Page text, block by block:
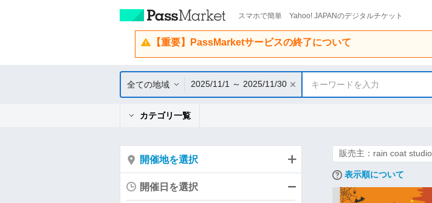
スマホで簡単 Yahoo! JAPANのデジタルチケット
【重要】PassMarketサービスの終了について
全ての地域 2025/11/1 ～ 2025/11/30 キーワードを入力
カテゴリ一覧
販売主：rain coat
表示順について
開催地を選択
開催日を選択